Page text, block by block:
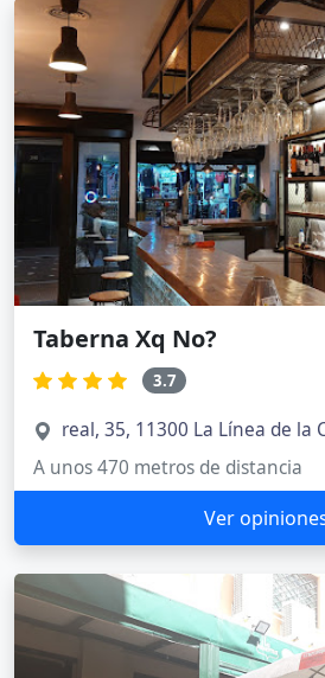
Taberna Xq No?
3.7
real, 35, 11300 La Línea de la
A unos 470 metros de distancia
Ver